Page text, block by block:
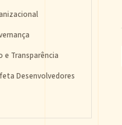
e Transparência
Desenvolvedores